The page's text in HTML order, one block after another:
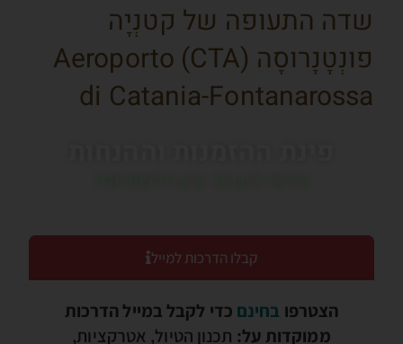
שדה התעופה של קטנְיָה
פונְטָנָרוסָה (CTA) Aeroporto
di Catania-Fontanarossa
קבלו הדרכות למייל
הצטרפו בחינם כדי לקבל במייל הדרכות
ממוקדות על: תכנון הטיול, אטרקציות,